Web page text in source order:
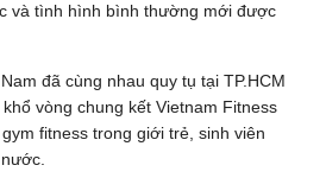
và tình hình bình thường mới được
đã cùng nhau quy tụ tại TP.HCM
vòng chung kết Vietnam Fitness
fitness trong giới trẻ, sinh viên